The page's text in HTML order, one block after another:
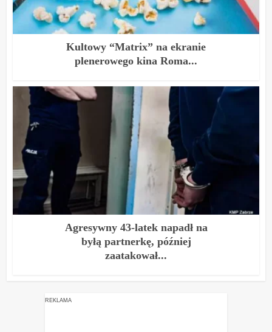
Kultowy “Matrix” na ekranie
plenerowego kina Roma...
Agresywny 43-latek napadł na
byłą partnerkę, później
zaatakował...
REKLAMA